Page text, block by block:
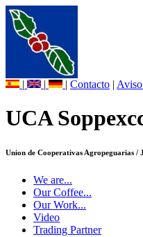
| | | Contacto |
UCA
Union de Cooperativas Agropeguarias /
We are...
Our Coffee...
Our Work...
Video
Trading Partner